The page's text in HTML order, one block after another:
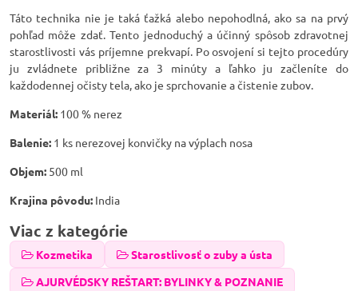
Táto technika nie je taká ťažká alebo nepohodlná, ako sa na prvý
pohľad môže zdať. Tento jednoduchý a účinný spôsob zdravotnej
starostlivosti vás príjemne prekvapí. Po osvojení si tejto procedúry
ju zvládnete približne za 3 minúty a ľahko ju začleníte do
každodennej očisty tela, ako je sprchovanie a čistenie zubov.
Materiál: 100 % nerez
Balenie: 1 ks nerezovej konvičky na výplach nosa
Objem: 500 ml
Krajina pôvodu: India
Viac z kategórie
Kozmetika
Starostlivosť o zuby a ústa
AJURVÉDSKY REŠTART: BYLINKY & POZNANIE